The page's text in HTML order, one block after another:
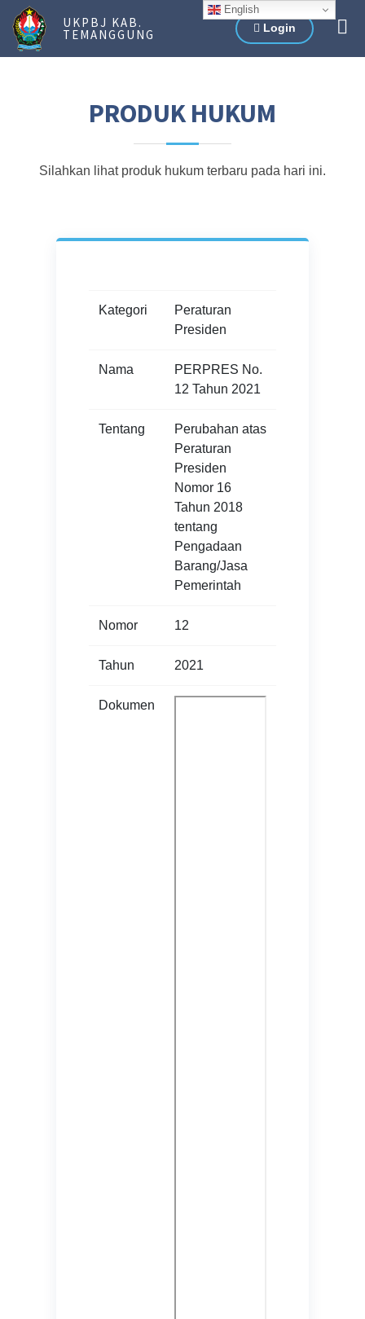
English
UKPBJ KAB.
TEMANGGUNG Login
PRODUK HUKUM
Silahkan lihat produk hukum terbaru pada hari ini.
Kategori
Peraturan
Presiden
Nama
PERPRES No.
12 Tahun 2021
Tentang
Perubahan atas
Peraturan
Presiden
Nomor 16
Tahun 2018
tentang
Pengadaan
Barang/Jasa
Pemerintah
Nomor 12
Tahun 2021
Dokumen